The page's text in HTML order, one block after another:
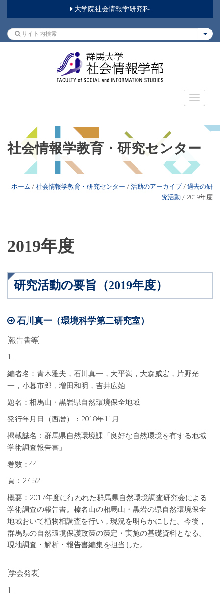
大学院社会情報学研究科
社会情報学教育・研究センター
ホーム / 社会情報学教育・研究センター / 活動のアーカイブ / 過去の研
究活動 / 2019年度
2019年度
研究活動の要旨（2019年度）
石川真一（環境科学第二研究室）
[報告書等]
1.
編者名：青木雅夫，石川真一，大平満，大森威宏，片野光
一，小暮市郎，増田和明，吉井広始
題名：相馬山・黒岩県自然環境保全地域
発行年月日（西暦）：2018年11月
掲載誌名：群馬県自然環境課「良好な自然環境を有する地域
学術調査報告書」
巻数：44
頁：27-52
概要：2017年度に行われた群馬県自然環境調査研究会による
学術調査の報告書。榛名山の相馬山・黒岩の県自然環境保全
地域おいて植物相調査を行い，現況を明らかにした。今後，
群馬県の自然環境保護政策の策定・実施の基礎資料となる。
現地調査・解析・報告書編集を担当した。
[学会発表]
1.